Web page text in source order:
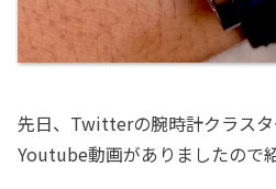
先日、Twitterの腕時計クラス
Youtube動画がありましたので